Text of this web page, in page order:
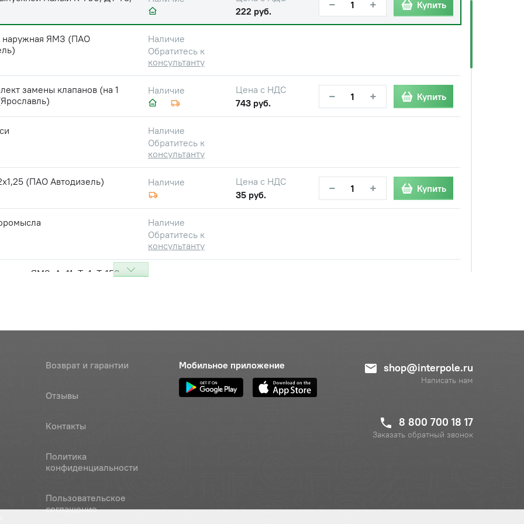
222 руб.
− + Купить
наружная ЯМЗ (ПАО
Наличие
Обратитесь к
консультанту
замены клапанов (на 1
Наличие
Цена с НДС
743 руб.
− + Купить
Наличие
Обратитесь к
консультанту
(ПАО Автодизель) Наличие
Цена с НДС
35 руб.
− + Купить
Наличие
Обратитесь к
консультанту
ЯМЗ, А-41, Т-4, Т-150
Наличие
− + Купить
замены клапанов (на 1
Наличие
Цена с НДС
743 руб.
+ Купить
замены клапанов (на 1
Обратитесь к
Возврат и гарантии
Отзывы
Контакты
Политика
конфиденциальности
Пользовательское
соглашение
Мобильное приложение shop@interpole.ru
Написать нам
8 800 700 18 17
Заказать обратный звонок